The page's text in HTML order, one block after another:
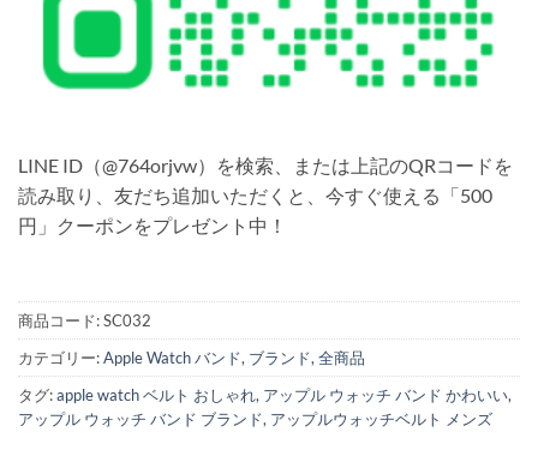
LINE ID（@764orjvw）を検索、または上記のQRコードを
読み取り、友だち追加いただくと、今すぐ使える「500
円」クーポンをプレゼント中！
商品コード:SC032
カテゴリー:Apple Watch バンド, ブランド, 全商品
タグ:apple watch ベルト おしゃれ, アップル ウォッチ バンド かわいい,
アップル ウォッチ バンド ブランド, アップルウォッチベルト メンズ